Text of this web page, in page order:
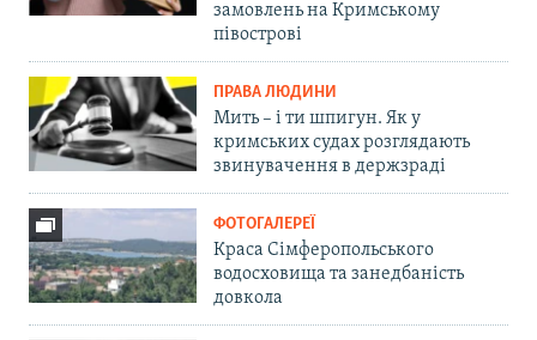
замовлень на Кримському
півострові
ПРАВА ЛЮДИНИ
Мить – і ти шпигун. Як у
кримських судах розглядають
звинувачення в держзраді
ФОТОГАЛЕРЕЇ
Краса Сімферопольського
водосховища та занедбаність
довкола